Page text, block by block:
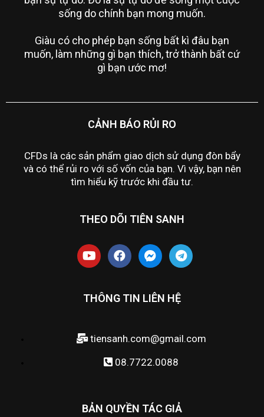
sống do chính bạn mong muốn.
Giàu có cho phép bạn sống bất kì đâu bạn
muốn, làm những gì bạn thích, trở thành bất cứ
gì bạn ước mơ!
CẢNH BÁO RỦI RO
CFDs là các sản phẩm giao dịch sử dụng đòn bẩy
và có thể rủi ro với số vốn của bạn. Vì vậy, bạn nên
tìm hiểu kỹ trước khi đầu tư.
THEO DÕI TIÊN SANH
THÔNG TIN LIÊN HỆ
tiensanh.com@gmail.com
08.7722.0088
BẢN QUYỀN TÁC GIẢ